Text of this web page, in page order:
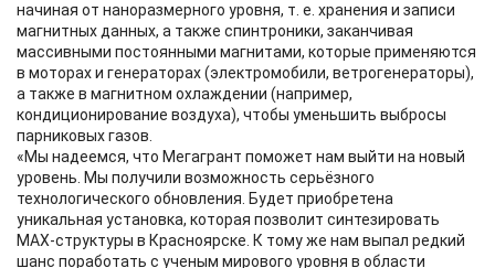
начиная от наноразмерного уровня, т. е. хранения и записи
магнитных данных, а также спинтроники, заканчивая
массивными постоянными магнитами, которые применяются
в моторах и генераторах (электромобили, ветрогенераторы),
а также в магнитном охлаждении (например,
кондиционирование воздуха), чтобы уменьшить выбросы
парниковых газов.
«Мы надеемся, что Мегагрант поможет нам выйти на новый
уровень. Мы получили возможность серьёзного
технологического обновления. Будет приобретена
уникальная установка, которая позволит синтезировать
МАХ-структуры в Красноярске. К тому же нам выпал редкий
шанс поработать с ученым мирового уровня в области